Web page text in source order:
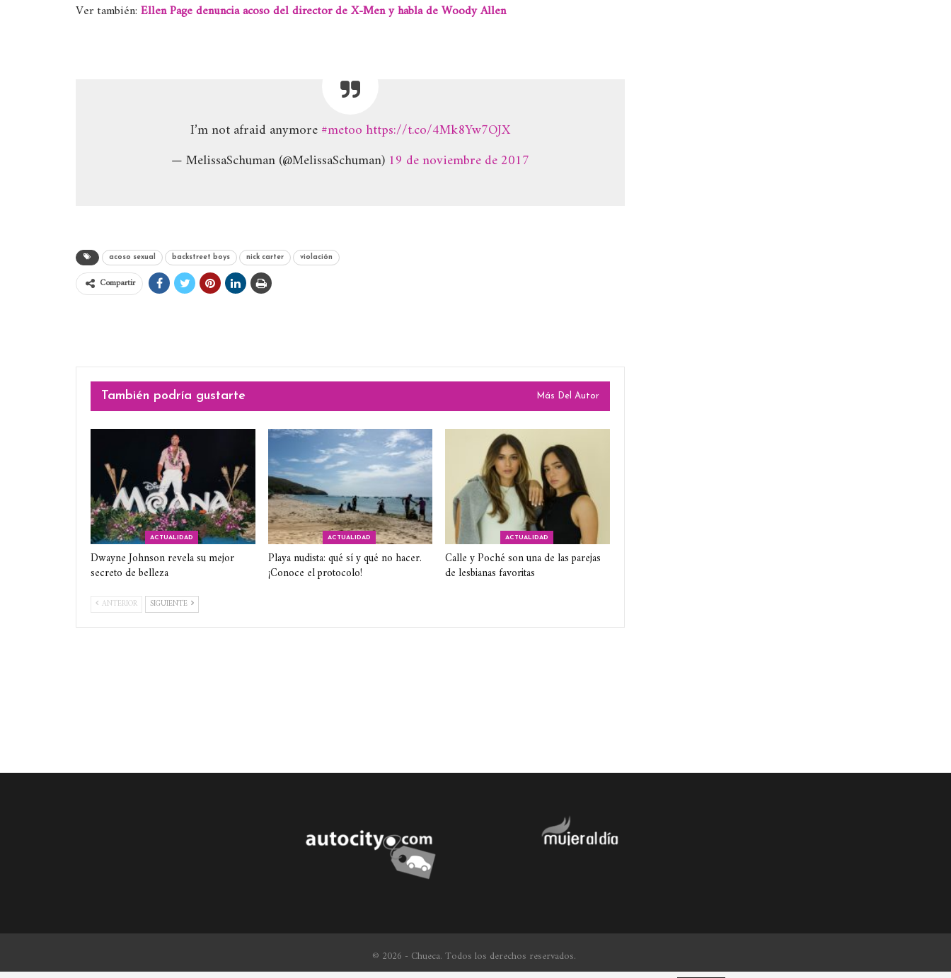
Ver también: Ellen Page denuncia acoso del director de X-Men y habla de Woody Allen
I’m not afraid anymore#metoohttps://t.co/4Mk8Yw7OJX
— MelissaSchuman (@MelissaSchuman) 19 de noviembre de 2017
acoso sexual backstreet boys nick carter violación
Compartir
También podría gustarte Más Del Autor
ACTUALIDAD
Dwayne Johnson revela su mejor
secreto de belleza
ACTUALIDAD
Playa nudista: qué sí y qué no hacer.
¡Conoce el protocolo!
ACTUALIDAD
Calle y Poché son una de las parejas
de lesbianas favoritas
ANTERIOR SIGUIENTE
© 2026 - Chueca. Todos los derechos reservados.